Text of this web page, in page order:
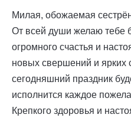
Милая, обожаемая
От всей души желаю тебе
огромного счастья и
новых свершений и ярких
сегодняшний праздник
исполнится каждое
Крепкого здоровья и